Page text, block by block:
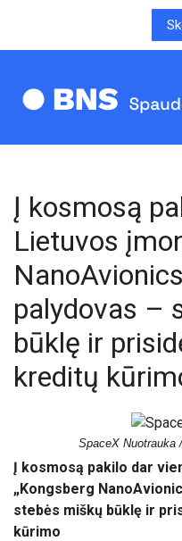
Į kosmosą
Lietuvos
palydovas –
būklę ir
kreditų
SpaceX Nuotrauka
Į kosmosą pakilo dar
„Kongsberg
stebės miškų būklę ir
kūrimo